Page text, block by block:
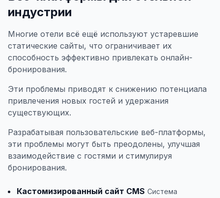
индустрии
Многие отели всё ещё используют устаревшие
статические сайты, что ограничивает их
способность эффективно привлекать онлайн-
бронирования.
Эти проблемы приводят к снижению потенциала
привлечения новых гостей и удержания
существующих.
Разрабатывая пользовательские веб-платформы,
эти проблемы могут быть преодолены, улучшая
взаимодействие с гостями и стимулируя
бронирования.
Кастомизированный сайт CMS Система